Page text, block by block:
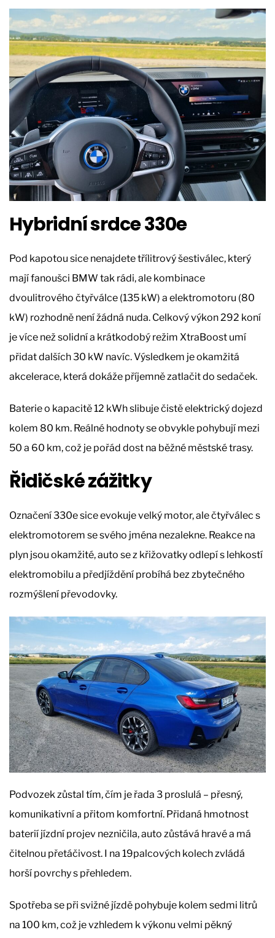
Hybridní srdce 330e
Pod kapotou sice nenajdete třílitrový šestiválec, který
mají fanoušci BMW tak rádi, ale kombinace
dvoulitrového čtyřválce (135 kW) a elektromotoru (80
kW) rozhodně není žádná nuda. Celkový výkon 292 koní
je více než solidní a krátkodobý režim XtraBoost umí
přidat dalších 30 kW navíc. Výsledkem je okamžitá
akcelerace, která dokáže příjemně zatlačit do sedaček.
Baterie o kapacitě 12 kWh slibuje čistě elektrický dojezd
kolem 80 km. Reálné hodnoty se obvykle pohybují mezi
50 a 60 km, což je pořád dost na běžné městské trasy.
Řidičské zážitky
Označení 330e sice evokuje velký motor, ale čtyřválec s
elektromotorem se svého jména nezalekne. Reakce na
plyn jsou okamžité, auto se z křižovatky odlepí s lehkostí
elektromobilu a předjíždění probíhá bez zbytečného
rozmýšlení převodovky.
Podvozek zůstal tím, čím je řada 3 proslulá – přesný,
komunikativní a přitom komfortní. Přidaná hmotnost
baterií jízdní projev nezničila, auto zůstává hravé a má
čitelnou přetáčivost. I na 19palcových kolech zvládá
horší povrchy s přehledem.
Spotřeba se při svižné jízdě pohybuje kolem sedmi litrů
na 100 km, což je vzhledem k výkonu velmi pěkný